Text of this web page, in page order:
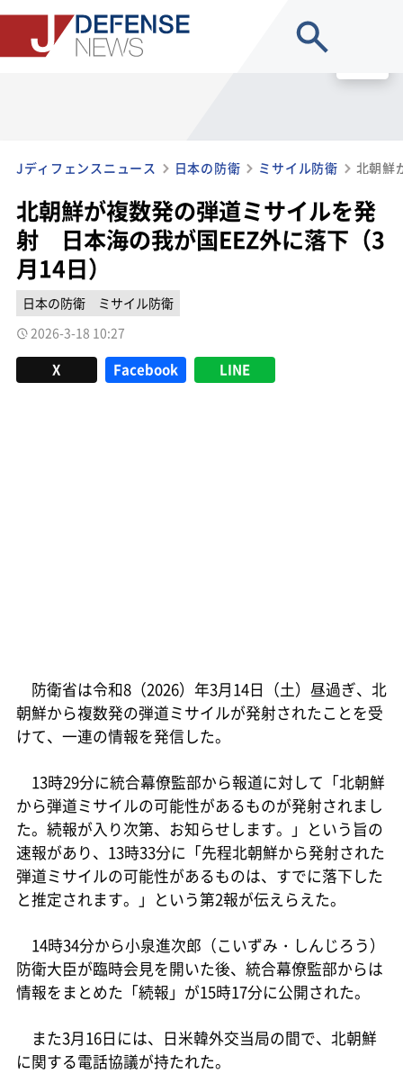
Jディフェンスニュース 日本の防衛 ミサイル防衛
北朝鮮が複数発の弾道ミサイルを発
射 日本海の我が国EEZ外に落下（3
月14日）
日本の防衛
ミサイル防衛
2026-3-18 10:27
X Facebook LINE
防衛省は令和8（2026）年3月14日（土）昼過ぎ、北
朝鮮から複数発の弾道ミサイルが発射されたことを受
けて、一連の情報を発信した。
13時29分に統合幕僚監部から報道に対して「北朝鮮
から弾道ミサイルの可能性があるものが発射されまし
た。続報が入り次第、お知らせします。」という旨の
速報があり、13時33分に「先程北朝鮮から発射された
弾道ミサイルの可能性があるものは、すでに落下した
と推定されます。」という第2報が伝えらえた。
14時34分から小泉進次郎（こいずみ・しんじろう）
防衛大臣が臨時会見を開いた後、統合幕僚監部からは
情報をまとめた「続報」が15時17分に公開された。
また3月16日には、日米韓外交当局の間で、北朝鮮
に関する電話協議が持たれた。